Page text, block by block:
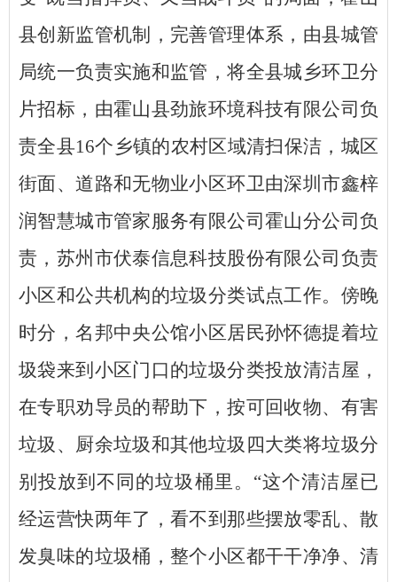
县创新监管机制，完善管理体系，由县城管
局统一负责实施和监管，将全县城乡环卫分
片招标，由霍山县劲旅环境科技有限公司负
责全县16个乡镇的农村区域清扫保洁，城区
街面、道路和无物业小区环卫由深圳市鑫梓
润智慧城市管家服务有限公司霍山分公司负
责，苏州市伏泰信息科技股份有限公司负责
小区和公共机构的垃圾分类试点工作。傍晚
时分，名邦中央公馆小区居民孙怀德提着垃
圾袋来到小区门口的垃圾分类投放清洁屋，
在专职劝导员的帮助下，按可回收物、有害
垃圾、厨余垃圾和其他垃圾四大类将垃圾分
别投放到不同的垃圾桶里。“这个清洁屋已
经运营快两年了，看不到那些摆放零乱、散
发臭味的垃圾桶，整个小区都干干净净、清